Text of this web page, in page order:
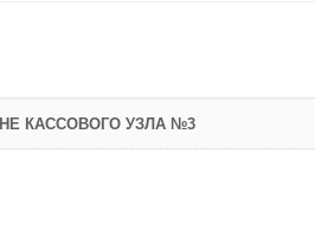
КАССОВОГО УЗЛА №3